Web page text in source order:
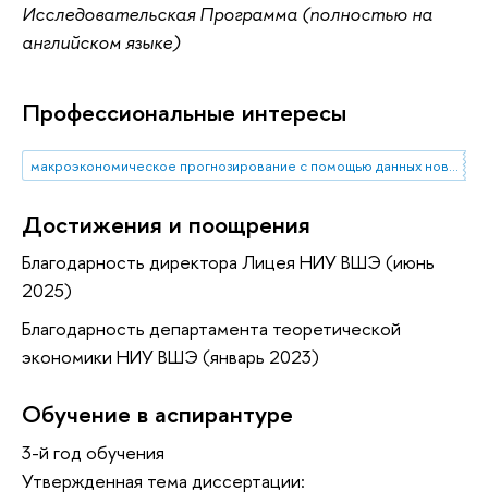
Исследовательская Программа (полностью на
английском языке)
Профессиональные интересы
макроэкономическое прогнозирование с помощью данных новостей
Достижения и поощрения
Благодарность директора Лицея НИУ ВШЭ (июнь
2025)
Благодарность департамента теоретической
экономики НИУ ВШЭ (январь 2023)
Обучение в аспирантуре
3-й год обучения
Утвержденная тема диссертации: